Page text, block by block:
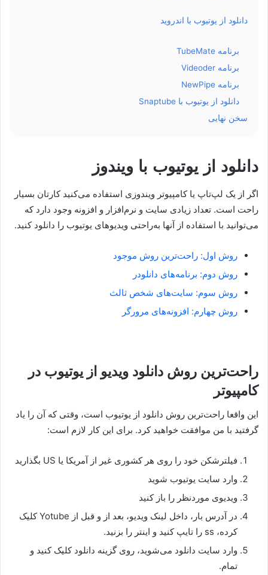
دانلود از یوتیوب با اندروید
برنامه TubeMate
برنامه Videoder
برنامه NewPipe
دانلود از یوتیوب با Snaptube
سخن نهایی
دانلود از یوتیوب با ویندوز
اگر از یک لپ‌تاپ یا کامپیوتر ویندوزی استفاده می‌کنید کارتان بسیار
راحت است. تعداد زیادی سایت و نرم‌افزار و افزونه وجود دارد که
می‌توانید با استفاده از آنها به‌راحتی ویدیوهای یوتیوب را دانلود کنید.
روش اول: راحت‌ترین روش موجود
روش دوم: برنامه‌های دانلودر
روش سوم: سایت‌های شخص ثالث
روش چهارم: افزونه‌های مرورگر
راحت‌ترین روش دانلود ویدیو از یوتیوب در
کامپیوتر
این واقعا راحت‌ترین روش دانلود از یوتیوب است، وقتی که آن را یاد
گرفتید با من موافقت خواهید کرد. برای این کار لازم است:
فیلترشکن خود را روی هر کشوری غیر از آمریکا یا US بگذارید
وارد سایت یوتیوب شوید
ویدیوی موردنظر را باز کنید
در آدرس بار، داخل لینک ویدیو، بعد از و قبل از Yotube کلیک
کرده، ss را تایپ کنید و اینتر را بزنید.
وارد سایت دانلود می‌شوید، روی گزینه دانلود کلیک کنید و
تمام.